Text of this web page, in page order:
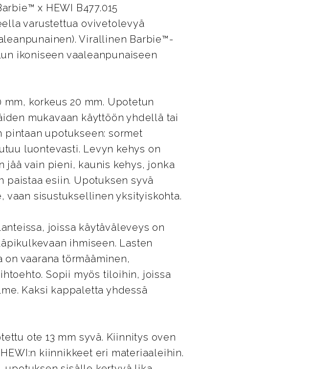
x HEWI B477.015
varustettua ovivetolevyä
Virallinen Barbie™-
ikoniseen vaaleanpunaiseen
korkeus 20 mm. Upotetun
mukavaan käyttöön yhdellä tai
pintaan upotukseen: sormet
luontevasti. Levyn kehys on
jää vain pieni, kaunis kehys, jonka
esiin. Upotuksen syvä
vaan sisustuksellinen yksityiskohta.
joissa käytäväleveys on
ihmiseen. Lasten
vaarana törmääminen,
Sopii myös tiloihin, joissa
Kaksi kappaletta yhdessä
ote 13 mm syvä. Kiinnitys oven
kiinnikkeet eri materiaaleihin.